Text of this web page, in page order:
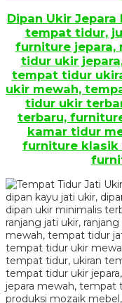
Dipan Ukir
tempat tidur,
furniture jepara,
tidur ukir
tempat tidur
ukir mewah,
tidur ukir
terbaru,
kamar tidur
furniture klasik